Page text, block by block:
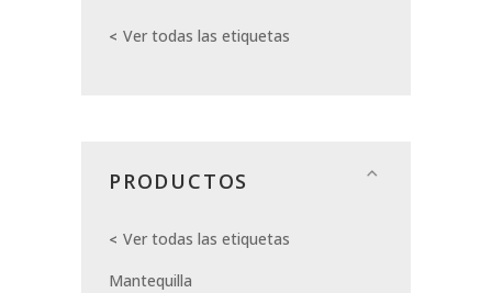
Ver todas las etiquetas
PRODUCTOS
Ver todas las etiquetas
Mantequilla